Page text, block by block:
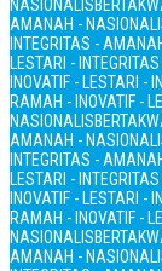
NASIONALIS
AMANAH -
INTEGRITAS -
LESTARI -
INOVATIF - LESTARI -
RAMAH - INOVATIF -
NASIONALIS
AMANAH -
INTEGRITAS -
LESTARI -
INOVATIF - LESTARI -
RAMAH - INOVATIF -
NASIONALIS
AMANAH -